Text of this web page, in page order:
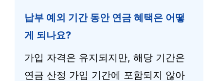
납부 예외 기간 동안 연금 혜택은 어떻
게 되나요?
가입 자격은 유지되지만, 해당 기간은
연금 산정 가입 기간에 포함되지 않아